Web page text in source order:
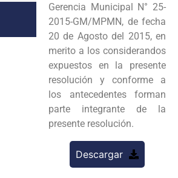
Gerencia Municipal N° 25-
2015-GM/MPMN, de fecha
20 de Agosto del 2015, en
merito a los considerandos
expuestos en la presente
resolución y conforme a
los antecedentes forman
parte integrante de la
presente resolución.
Descargar